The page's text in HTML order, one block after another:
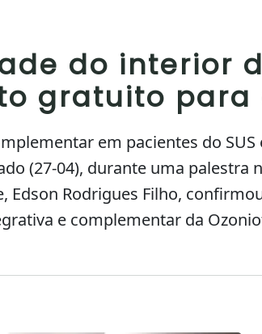
do interior
gratuito para
em pacientes do
(27-04), durante uma palestra
Edson Rodrigues Filho,
e complementar da